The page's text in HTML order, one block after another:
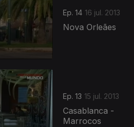
Ep. 14 16 jul. 2013
Nova Orleães
Ep. 13 15 jul. 2013
Casablanca -
Marrocos